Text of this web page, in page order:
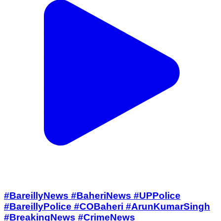
#BareillyNews #BaheriNews #UPPolice
#BareillyPolice #COBaheri #ArunKumarSingh
#BreakingNews #CrimeNews